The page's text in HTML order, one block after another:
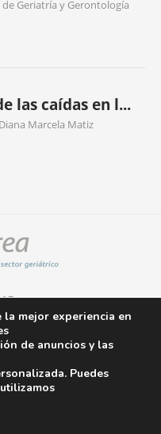
de Geriatría y Gerontología
las caídas en l...
Marcela Matiz
mejor experiencia en
de anuncios y las
Puedes